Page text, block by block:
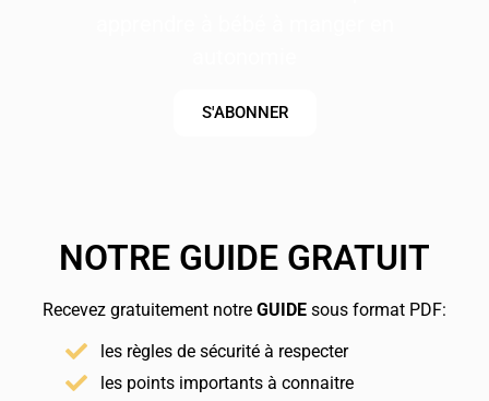
S'ABONNER
NOTRE GUIDE GRATUIT
Recevez gratuitement notre GUIDE sous format PDF:
les règles de sécurité à respecter
les points importants à connaitre